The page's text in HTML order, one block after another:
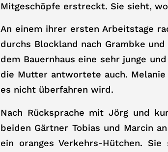
Mitgeschöpfe erstreckt. Sie sieht,
An einem ihrer ersten Arbeitstage
durchs Blockland nach Grambke
dem Bauernhaus eine sehr junge
die Mutter antwortete auch.
es nicht überfahren wird.
Nach Rücksprache mit Jörg und
beiden Gärtner Tobias und Marcin
ein oranges Verkehrs-Hütchen.